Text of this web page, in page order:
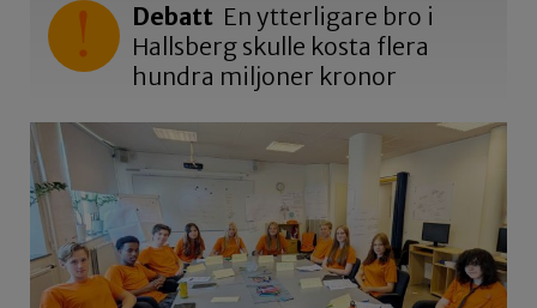
Debatt En ytterligare bro i
Hallsberg skulle kosta flera
hundra miljoner kronor